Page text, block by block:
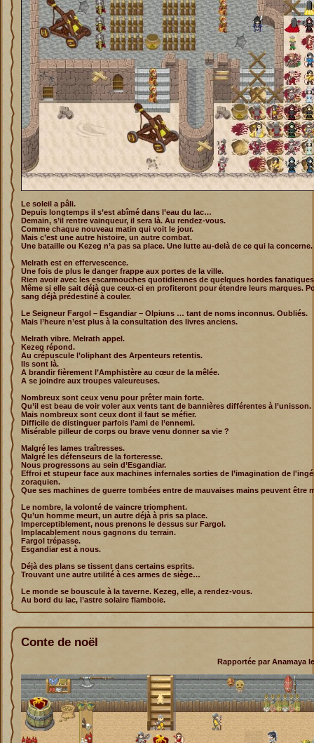
Le soleil a pâli.
Depuis longtemps il s’est abîmé dans l’eau du lac…
Demain, s’il rentre vainqueur, il sera là. Au rendez-vous.
Comme chaque nouveau matin qui voit le jour.
Mais c’est une autre histoire, un autre combat.
Une bataille ou Kezeg n’a pas sa place. Une lutte au-delà de ce qui la concerne.
Melrath est en effervescence.
Une fois de plus le danger frappe aux portes de la ville.
Rien avoir avec les escarmouches quotidiennes de quelques hordes
Même si elle sait déjà que ceux-ci en profiteront pour étendre leurs marques.
sang déjà prédestiné à couler.
Le Seigneur Fargol – Esgandiar – Olpiuns … tant de noms inconnus. Oubliés.
Mais l’heure n’est plus à la consultation des livres anciens.
Melrath vibre. Melrath appel.
Kezeg répond.
Au crépuscule l’oliphant des Arpenteurs retentis.
Ils sont là.
A brandir fièrement l’Amphistère au cœur de la mêlée.
A se joindre aux troupes valeureuses.
Nombreux sont ceux venu pour prêter main forte.
Qu’il est beau de voir voler aux vents tant de bannières différentes à l’unisson.
Mais nombreux sont ceux dont il faut se méfier.
Difficile de distinguer parfois l’ami de l’ennemi.
Misérable pilleur de corps ou brave venu donner sa vie ?
Malgré les lames traîtresses.
Malgré les défenseurs de la forteresse.
Nous progressons au sein d’Esgandiar.
Effroi et stupeur face aux machines infernales sorties de l’imagination de
zoraquien.
Que ses machines de guerre tombées entre de mauvaises mains peuvent être
Le nombre, la volonté de vaincre triomphent.
Qu’un homme meurt, un autre déjà à pris sa place.
Imperceptiblement, nous prenons le dessus sur Fargol.
Implacablement nous gagnons du terrain.
Fargol trépasse.
Esgandiar est à nous.
Déjà des plans se tissent dans certains esprits.
Trouvant une autre utilité à ces armes de siège…
Le monde se bouscule à la taverne. Kezeg, elle, a rendez-vous.
Au bord du lac, l’astre solaire flamboie.
Conte de noël
Rapportée par Anamaya